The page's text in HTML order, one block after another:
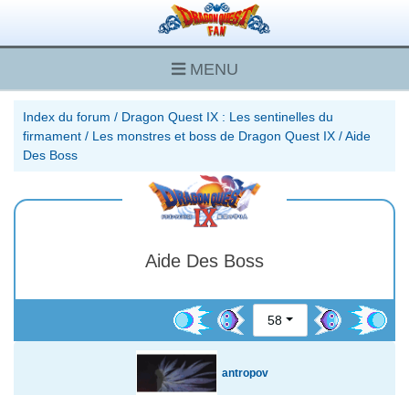
MENU
Index du forum / Dragon Quest IX : Les sentinelles du
firmament / Les monstres et boss de Dragon Quest IX /Aide
Des Boss
Aide Des Boss
58
antropov